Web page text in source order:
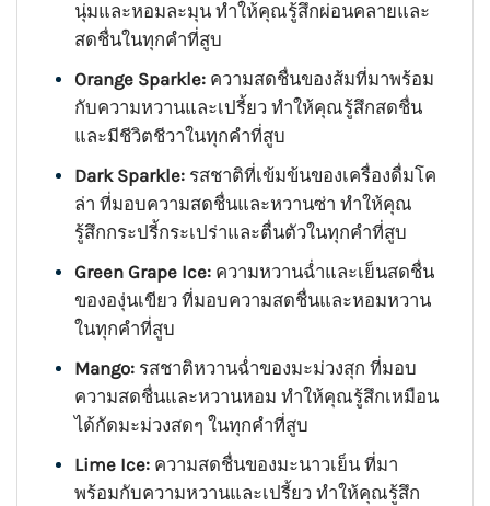
นุ่มและหอมละมุน ทำให้คุณรู้สึกผ่อนคลายและ
สดชื่นในทุกคำที่สูบ
Orange Sparkle:ความสดชื่นของส้มที่มาพร้อม
กับความหวานและเปรี้ยว ทำให้คุณรู้สึกสดชื่น
และมีชีวิตชีวาในทุกคำที่สูบ
Dark Sparkle:รสชาติที่เข้มข้นของเครื่องดื่มโค
ล่า ที่มอบความสดชื่นและหวานซ่า ทำให้คุณ
รู้สึกกระปรี้กระเปร่าและตื่นตัวในทุกคำที่สูบ
Green Grape Ice:ความหวานฉ่ำและเย็นสดชื่น
ขององุ่นเขียว ที่มอบความสดชื่นและหอมหวาน
ในทุกคำที่สูบ
Mango:รสชาติหวานฉ่ำของมะม่วงสุก ที่มอบ
ความสดชื่นและหวานหอม ทำให้คุณรู้สึกเหมือน
ได้กัดมะม่วงสดๆ ในทุกคำที่สูบ
Lime Ice:ความสดชื่นของมะนาวเย็น ที่มา
พร้อมกับความหวานและเปรี้ยว ทำให้คุณรู้สึก